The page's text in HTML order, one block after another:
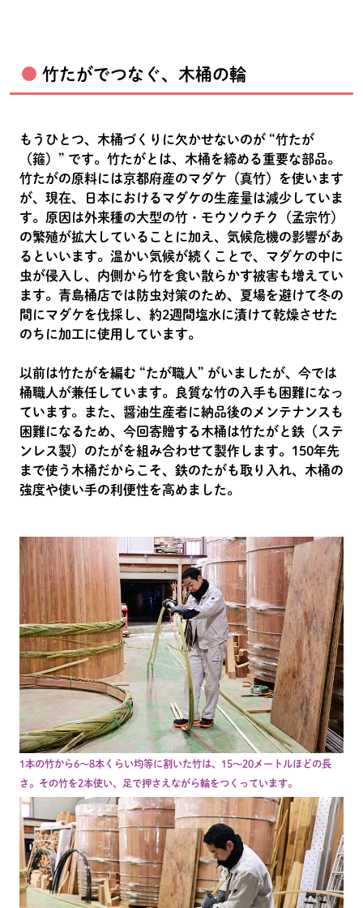
竹たがでつなぐ、木桶の輪
もうひとつ、木桶づくりに欠かせないのが “竹たが
（箍）” です。竹たがとは、木桶を締める重要な部品。
竹たがの原料には京都府産のマダケ（真竹）を使います
が、現在、日本におけるマダケの生産量は減少していま
す。原因は外来種の大型の竹・モウソウチク（孟宗竹）
の繁殖が拡大していることに加え、気候危機の影響があ
るといいます。温かい気候が続くことで、マダケの中に
虫が侵入し、内側から竹を食い散らかす被害も増えてい
ます。青島桶店では防虫対策のため、夏場を避けて冬の
間にマダケを伐採し、約2週間塩水に漬けて乾燥させた
のちに加工に使用しています。
以前は竹たがを編む “たが職人” がいましたが、今では
桶職人が兼任しています。良質な竹の入手も困難になっ
ています。また、醤油生産者に納品後のメンテナンスも
困難になるため、今回寄贈する木桶は竹たがと鉄（ステ
ンレス製）のたがを組み合わせて製作します。150年先
まで使う木桶だからこそ、鉄のたがも取り入れ、木桶の
強度や使い手の利便性を高めました。
1本の竹から6～8本くらい均等に割いた竹は、15～20メートルほどの長
さ。その竹を2本使い、足で押さえながら輪をつくっています。